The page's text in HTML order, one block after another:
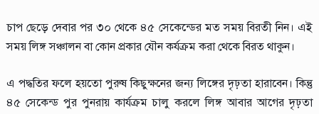
চাপ ছেড়ে দেবার পর ৩০ থেকে ৪৫ সেকেন্ডের মত সময় বিরতী নিন। এই
সময় লিঙ্গ সঞ্চালন বা কোন প্রকার যৌন কর্যক্রম করা থেকে বিরত থাকুন।
এ পদ্ধতির ফলে হয়তো পুরুষ কিছুক্ষনের জন্য লিঙ্গের দৃঢ়তা হারাবেন। কিন্তু
৪৫ সেকেন্ড পুর পুনরায় কার্যক্রম চালু করলে লিঙ্গ আবার আগের দৃঢ়তা